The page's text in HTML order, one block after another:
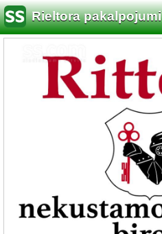
Rieltora pakalpojumi